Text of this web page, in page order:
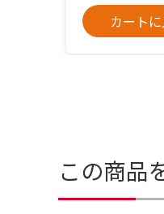
カート
この商品